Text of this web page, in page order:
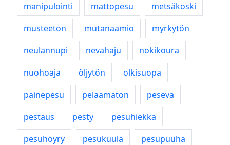
manipulointi
mattopesu
metsäkoski
musteeton
mutanaamio
myrkytön
neulannupi
nevahaju
nokikoura
nuohoaja
öljytön
olkisuopa
painepesu
pelaamaton
pesevä
pestaus
pesty
pesuhiekka
pesuhöyry
pesukuula
pesupuuha